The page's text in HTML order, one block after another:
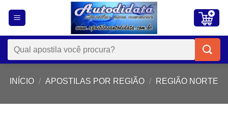
Pesquisar
por:
INÍCIO / APOSTILAS POR REGIÃO / REGIÃO NORTE